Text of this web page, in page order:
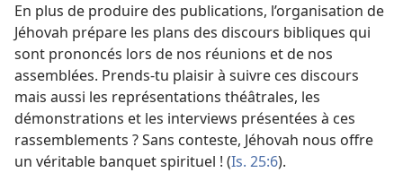
En plus de produire des publications, l’organisation de
Jéhovah prépare les plans des discours bibliques qui
sont prononcés lors de nos réunions et de nos
assemblées. Prends-tu plaisir à suivre ces discours
mais aussi les représentations théâtrales, les
démonstrations et les interviews présentées à ces
rassemblements ? Sans conteste, Jéhovah nous offre
un véritable banquet spirituel ! (Is. 25:6).